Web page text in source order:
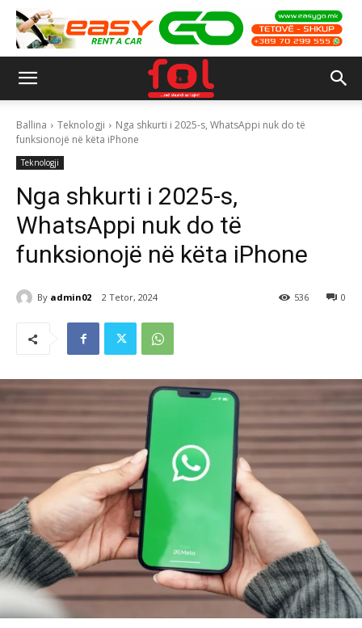
Ballina Teknologji
Nga shkurti i 2025-s, WhatsAppi nuk do të
funksionojë në këta iPhone
Teknologji
Nga shkurti i 2025-s,
WhatsAppi nuk do të
funksionojë në këta iPhone
By admin02 2 Tetor, 2024 0
536